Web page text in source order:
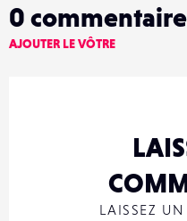
0 commentaire
AJOUTER LE VÔTRE
LAISSEZ